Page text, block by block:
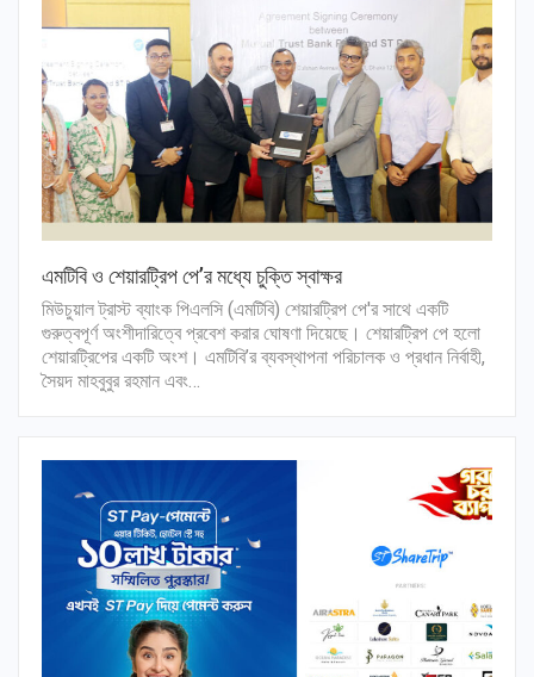
এমটিবি ও শেয়ারট্রিপ পে’র মধ্যে চুক্তি স্বাক্ষর
মিউচুয়াল ট্রাস্ট ব্যাংক পিএলসি (এমটিবি) শেয়ারট্রিপ পে'র সাথে একটি
গুরুত্বপূর্ণ অংশীদারিত্বে প্রবেশ করার ঘোষণা দিয়েছে। শেয়ারট্রিপ পে হলো
শেয়ারট্রিপের একটি অংশ। এমটিবি’র ব্যবস্থাপনা পরিচালক ও প্রধান নির্বাহী,
সৈয়দ মাহবুবুর রহমান এবং…